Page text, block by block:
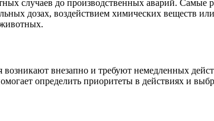
случаев до производственных аварий. Самые
дозах, воздействием химических веществ
внезапно и требуют немедленных
определить приоритеты в действиях и